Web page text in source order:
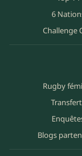
6
Challenge
Rugby
Blogs